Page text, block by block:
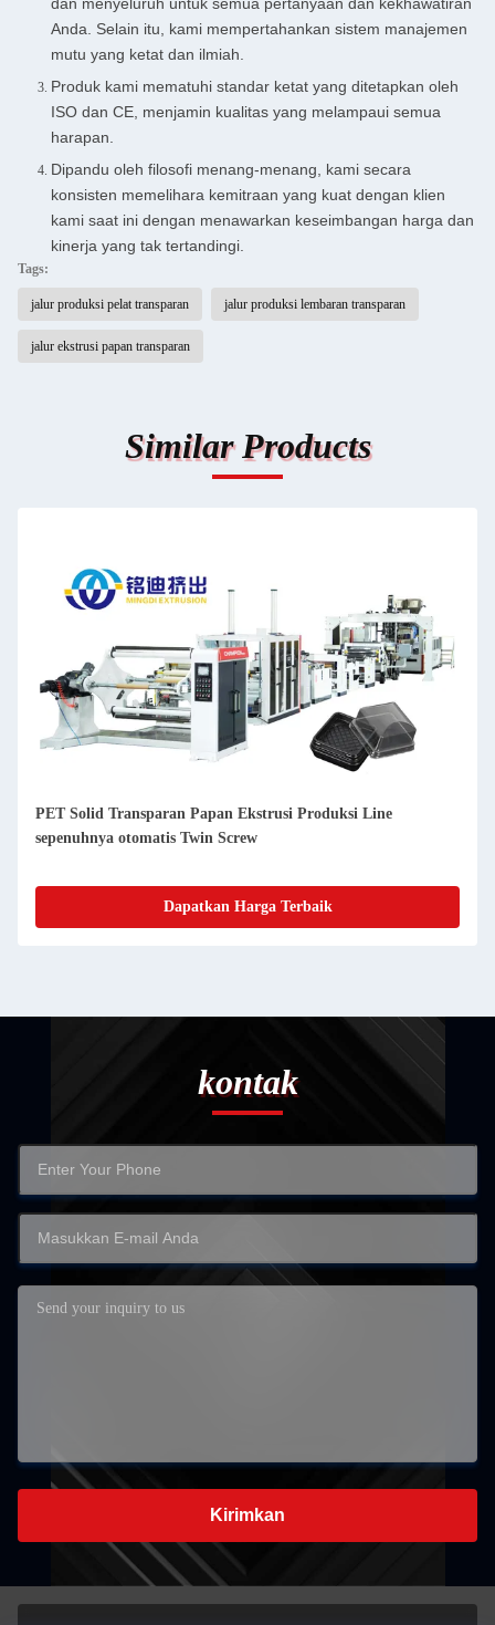
Anda. Selain itu, kami mempertahankan sistem manajemen
mutu yang ketat dan ilmiah.
Produk kami mematuhi standar ketat yang ditetapkan oleh
ISO dan CE, menjamin kualitas yang melampaui semua
harapan.
Dipandu oleh filosofi menang-menang, kami secara
konsisten memelihara kemitraan yang kuat dengan klien
kami saat ini dengan menawarkan keseimbangan harga dan
kinerja yang tak tertandingi.
Tags:
jalur produksi pelat transparan jalur produksi lembaran transparan
jalur ekstrusi papan transparan
Similar Products
PET Solid Transparan Papan Ekstrusi Produksi Line
sepenuhnya otomatis Twin Screw
Dapatkan Harga Terbaik
kontak
Kirimkan